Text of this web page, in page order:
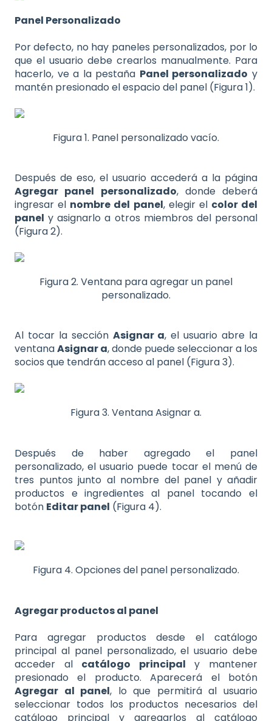
Panel Personalizado
Por defecto, no hay paneles personalizados, por lo
que el usuario debe crearlos manualmente. Para
hacerlo, ve a la pestaña Panel personalizado y
mantén presionado el espacio del panel (Figura 1).
Figura 1. Panel personalizado vacío.
Después de eso, el usuario accederá a la página
Agregar panel personalizado, donde deberá
ingresar el nombre del panel, elegir el color del
panel y asignarlo a otros miembros del personal
(Figura 2).
Figura 2. Ventana para agregar un panel
personalizado.
Al tocar la sección Asignar a, el usuario abre la
ventanaAsignar a, donde puede seleccionar a los
socios que tendrán acceso al panel (Figura 3).
Figura 3. Ventana Asignar a.
Después de haber agregado el panel
personalizado, el usuario puede tocar el menú de
tres puntos junto al nombre del panel y añadir
productos e ingredientes al panel tocando el
botón Editar panel (Figura 4).
Figura 4. Opciones del panel personalizado.
Agregar productos al panel
Para agregar productos desde el catálogo
principal al panel personalizado, el usuario debe
acceder al catálogo principal y mantener
presionado el producto. Aparecerá el botón
Agregar al panel, lo que permitirá al usuario
seleccionar todos los productos necesarios del
catálogo principal y agregarlos al catálogo